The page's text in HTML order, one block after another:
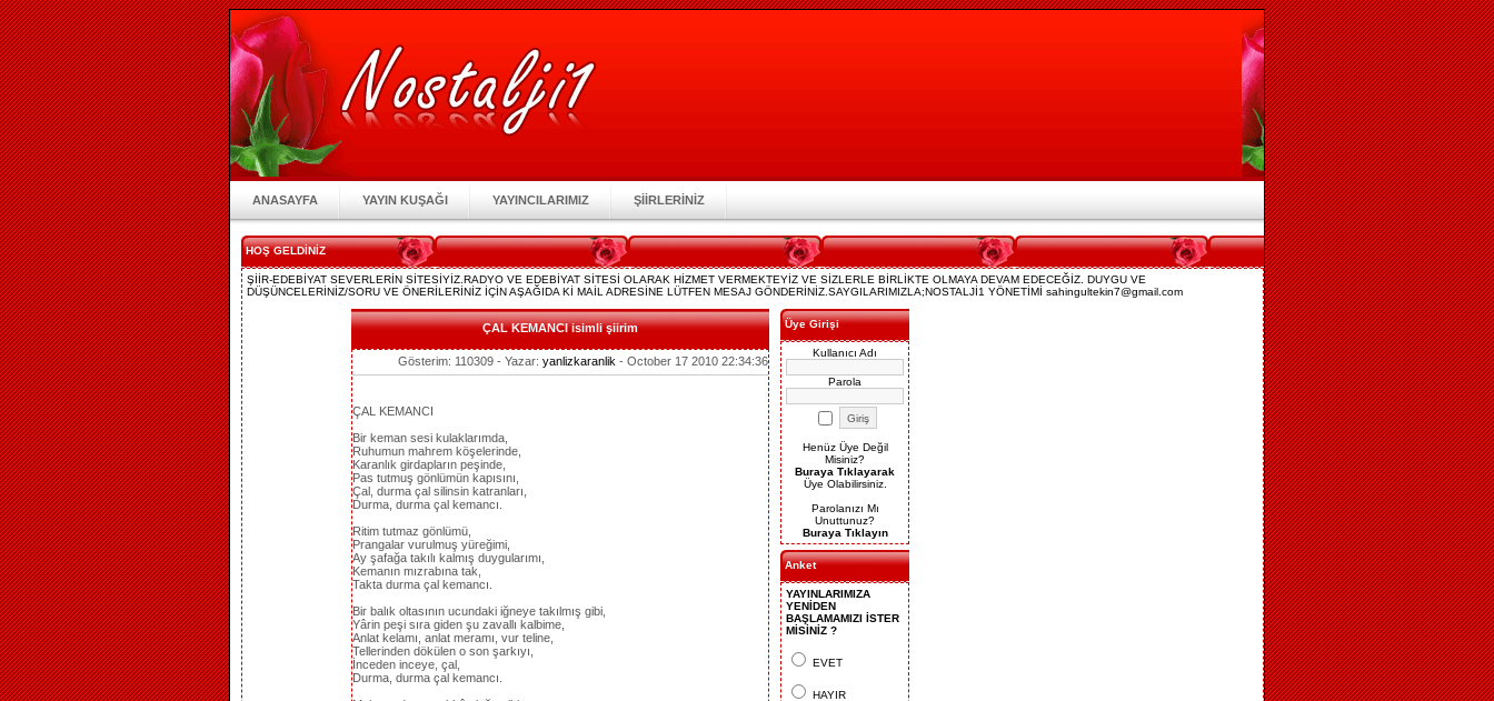
ANASAYFA YAYIN KUŞAĞI YAYINCILARIMIZ ŞİİRLERİNİZ
HOŞ GELDİNİZ
ŞİİR-EDEBİYAT SEVERLERİN SİTESİYİZ.RADYO VE EDEBİYAT SİTESİ OLARAK HİZMET VERMEKTEYİZ VE SİZLERLE BİRLİKTE OLMAYA DEVAM EDECEĞİZ. DUYGU VE
DÜŞÜNCELERİNİZ/SORU VE ÖNERİLERİNİZ İÇİN AŞAĞIDA Kİ MAİL ADRESİNE LÜTFEN MESAJ GÖNDERİNİZ.SAYGILARIMIZLA;NOSTALJİ1 YÖNETİMİ sahingultekin7@gmail.com
ÇAL KEMANCI isimli şiirim
Gösterim: 110309 - Yazar: yanlizkaranlik - October 17 2010 22:34:36
ÇAL KEMANCI
Bir keman sesi kulaklarımda,
Ruhumun mahrem köşelerinde,
Karanlık girdapların peşinde,
Pas tutmuş gönlümün kapısını,
Çal, durma çal silinsin katranları,
Durma, durma çal kemancı.
Ritim tutmaz gönlümü,
Prangalar vurulmuş yüreğimi,
Ay şafağa takılı kalmış duygularımı,
Kemanın mızrabına tak,
Takta durma çal kemancı.
Bir balık oltasının ucundaki iğneye takılmış gibi,
Yârin peşi sıra giden şu zavallı kalbime,
Anlat kelamı, anlat meramı, vur teline,
Tellerinden dökülen o son şarkıyı,
İnceden inceye, çal,
Durma, durma çal kemancı.
Üye Girişi
Kullanıcı Adı
Parola
Henüz Üye Değil
Misiniz?
Buraya Tıklayarak
Üye Olabilirsiniz.
Parolanızı Mı
Unuttunuz?
Buraya Tıklayın
Anket
YAYINLARIMIZA
YENİDEN
BAŞLAMAMIZI İSTER
MİSİNİZ ?
EVET
HAYIR